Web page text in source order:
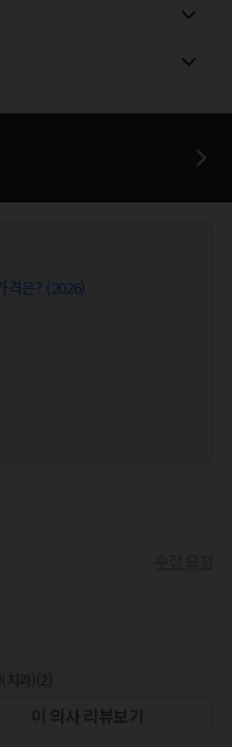
격은? (2026)
과)
이 의사 리뷰보기